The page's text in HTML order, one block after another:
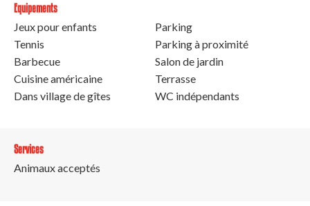
Equipements
Jeux pour enfants
Tennis
Barbecue
Cuisine américaine
Dans village de gîtes
Parking
Parking à proximité
Salon de jardin
Terrasse
WC indépendants
Services
Animaux acceptés